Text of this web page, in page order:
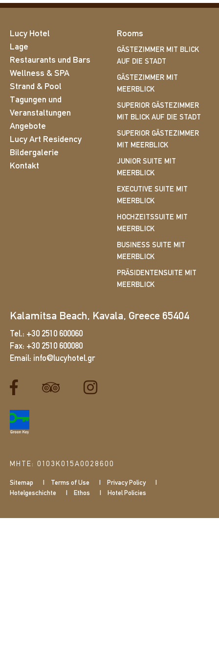
Lucy Hotel
Lage
Restaurants und Bars
Wellness & SPA
Strand & Pool
Tagungen und
Veranstaltungen
Angebote
Lucy Art Residency
Bildergalerie
Kontakt
Rooms
GÄSTEZIMMER MIT BLICK
AUF DIE STADT
GÄSTEZIMMER MIT
MEERBLICK
SUPERIOR GÄSTEZIMMER
MIT BLICK AUF DIE STADT
SUPERIOR GÄSTEZIMMER
MIT MEERBLICK
JUNIOR SUITE MIT
MEERBLICK
EXECUTIVE SUITE MIT
MEERBLICK
HOCHZEITSSUITE MIT
MEERBLICK
BUSINESS SUITE MIT
MEERBLICK
PRÄSIDENTENSUITE MIT
MEERBLICK
Kalamitsa Beach, Kavala, Greece 65404
Tel.: +30 2510 600060
Fax: +30 2510 600080
Email: info@lucyhotel.gr
ΜΗΤΕ: 0103Κ015Α0028600
Sitemap Terms of Use
Privacy Policy
Hotelgeschichte
Ethos Hotel Policies